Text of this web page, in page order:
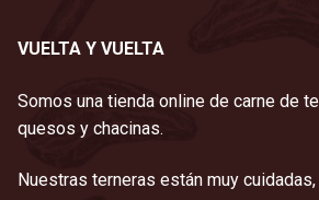
VUELTA Y VUELTA
Somos una tienda online de carne de
quesos y chacinas.
Nuestras terneras están muy